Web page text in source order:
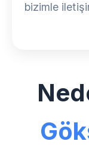
bizimle